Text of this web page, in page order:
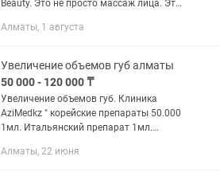
Beauty. Это не просто массаж лица. Это
возрастных изменений: • расслабление
Алматы, 1 августа
Увеличение объемов губ алматы
50 000 - 120 000 ₸
Увеличение объемов губ. Клиника
AziMedkz " корейские препараты 50.000
1мл. Итальянский препарат 1мл.
120.000 1 мл. Работаем только с
Алматы, 22 июня